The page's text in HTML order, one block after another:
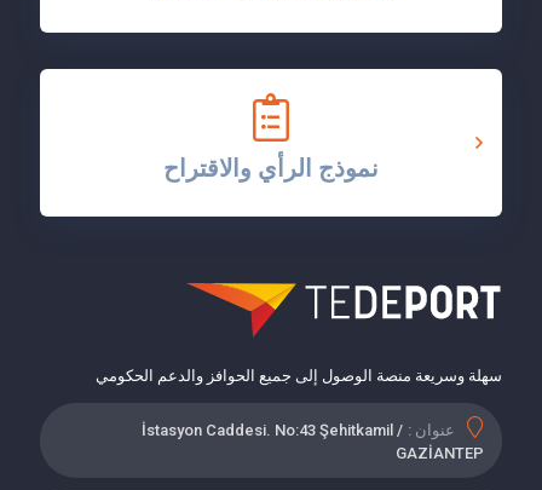
نموذج الرأي والاقتراح
سهلة وسريعة منصة الوصول إلى جميع الحوافز والدعم الحكومي
عنوان : İstasyon Caddesi. No:43 Şehitkamil /
GAZİANTEP